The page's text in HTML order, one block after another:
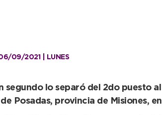
09/2021 | LUNES
lo separó del 2do puesto
Posadas, provincia de Misiones,